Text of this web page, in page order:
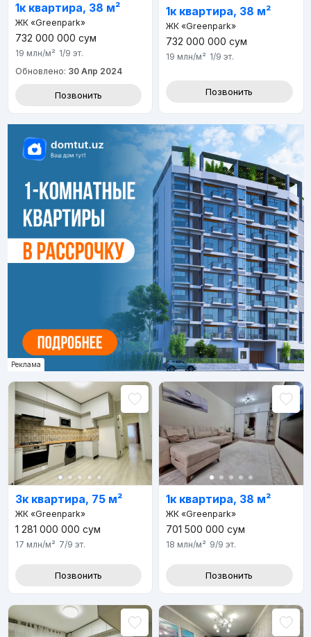
1к квартира, 38 м²
ЖК «Greenpark»
732 000 000 сум
19 млн/м² 1/9 эт.
Обновлено: 30 Апр 2024
Позвонить
1к квартира, 38 м²
ЖК «Greenpark»
732 000 000 сум
19 млн/м² 1/9 эт.
Позвонить
Реклама
3к квартира, 75 м²
ЖК «Greenpark»
1 281 000 000 сум
17 млн/м² 7/9 эт.
Позвонить
1к квартира, 38 м²
ЖК «Greenpark»
701 500 000 сум
18 млн/м² 9/9 эт.
Позвонить